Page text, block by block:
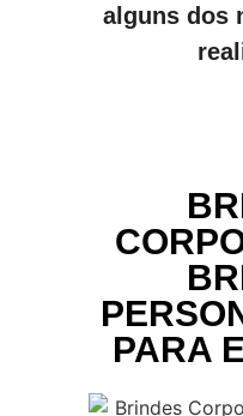
alguns dos
PARA